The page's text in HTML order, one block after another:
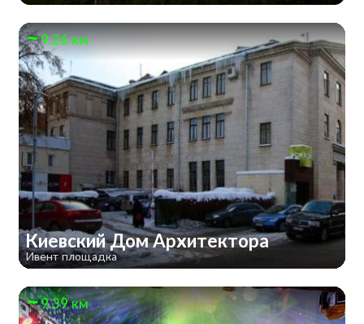
9.26 км
Киевский Дом Архитектора
Ивент площадка
9.39 км